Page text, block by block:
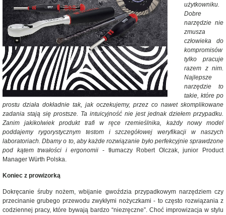
użytkowniku.
Dobre
narzędzie nie
zmusza
człowieka do
kompromisów
tylko pracuje
razem z nim.
Najlepsze
narzędzie to
takie, które po
prostu działa dokładnie tak, jak oczekujemy, przez co nawet skomplikowane
zadania stają się prostsze. Ta intuicyjność nie jest jednak dziełem przypadku.
Zanim jakikolwiek produkt trafi w ręce rzemieślnika, każdy nowy model
poddajemy rygorystycznym testom i szczegółowej weryfikacji w naszych
laboratoriach. Dbamy o to, aby każde rozwiązanie było perfekcyjnie sprawdzone
pod kątem trwałości i ergonomii - tłumaczy Robert Olczak, junior Product
Manager Würth Polska.
Koniec z prowizorką
Dokręcanie śruby nożem, wbijanie gwoździa przypadkowym narzędziem czy
przecinanie grubego przewodu zwykłymi nożyczkami - to często rozwiązania z
codziennej pracy, które bywają bardzo “niezręczne”. Choć improwizacja w stylu